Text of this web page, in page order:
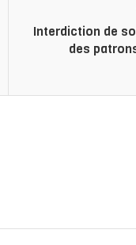
Interdiction de
des